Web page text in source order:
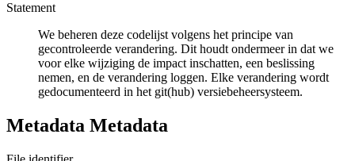
Statement
We beheren deze codelijst volgens het principe van
gecontroleerde verandering. Dit houdt ondermeer in dat we
voor elke wijziging de impact inschatten, een beslissing
nemen, en de verandering loggen. Elke verandering wordt
gedocumenteerd in het git(hub) versiebeheersysteem.
Metadata Metadata